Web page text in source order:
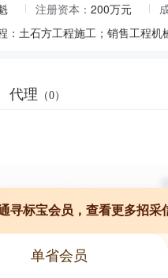
注册资本： 200万元
：土石方工程施工；销售工程
代理 （0）
寻标宝会员，查看更多招采
单省会员